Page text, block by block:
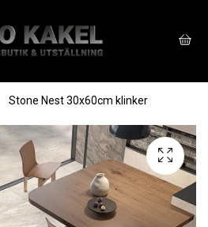
Stone Nest 30x60cm klinker